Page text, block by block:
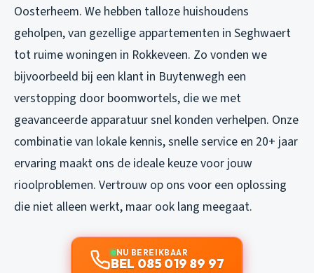
Oosterheem. We hebben talloze huishoudens
geholpen, van gezellige appartementen in Seghwaert
tot ruime woningen in Rokkeveen. Zo vonden we
bijvoorbeeld bij een klant in Buytenwegh een
verstopping door boomwortels, die we met
geavanceerde apparatuur snel konden verhelpen. Onze
combinatie van lokale kennis, snelle service en 20+ jaar
ervaring maakt ons de ideale keuze voor jouw
rioolproblemen. Vertrouw op ons voor een oplossing
die niet alleen werkt, maar ook lang meegaat.
NU BEREIKBAAR
BEL 085 019 89 97